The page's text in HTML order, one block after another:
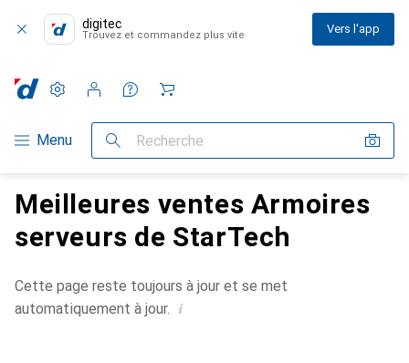
digitec
Trouvez et commandez plus vite Vers l'app
Navigation par catégorie
Menu Recherche
Paramètres
Compte client
Listes de comparaison
Listes d'envies
Panier
Meilleures ventes Armoires
serveurs de StarTech
Cette page reste toujours à jour et se met
automatiquement à jour. i